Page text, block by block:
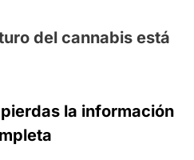
del cannabis está
la información